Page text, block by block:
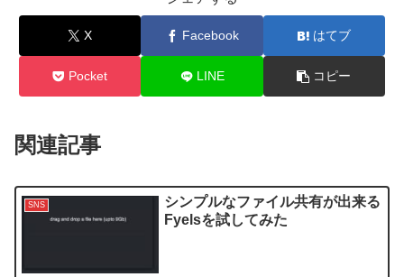
X Facebook はてブ
Pocket LINE コピー
関連記事
SNS
シンプルなファイル共有が出来る
Fyelsを試してみた